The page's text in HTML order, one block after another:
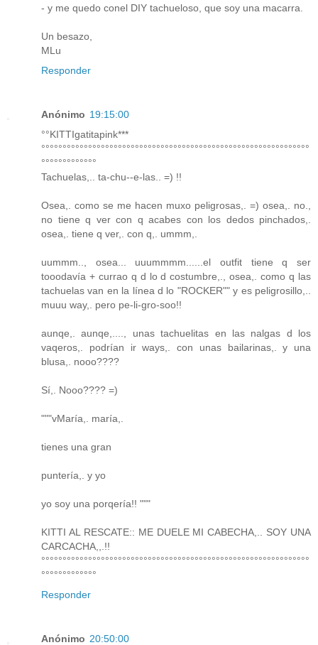
- y me quedo conel DIY tachueloso, que soy una macarra.
Un besazo,
MLu
Responder
Anónimo 19:15:00
°°KITTIgatitapink***
°°°°°°°°°°°°°°°°°°°°°°°°°°°°°°°°°°°°°°°°°°°°°°°°°°°°°°°°°°°°°°°
°°°°°°°°°°°°°
Tachuelas,.. ta-chu--e-las.. =) !!
Osea,. como se me hacen muxo peligrosas,. =) osea,. no.,
no tiene q ver con q acabes con los dedos pinchados,.
osea,. tiene q ver,. con q,. ummm,.
uummm.., osea... uuummmm......el outfit tiene q ser
tooodavía + currao q d lo d costumbre,., osea,. como q las
tachuelas van en la línea d lo "ROCKER"" y es peligrosillo,..
muuu way,. pero pe-li-gro-soo!!
aunqe,. aunqe,...., unas tachuelitas en las nalgas d los
vaqeros,. podrían ir ways,. con unas bailarinas,. y una
blusa,. nooo????
Sí,. Nooo???? =)
"""vMaría,. maría,.
tienes una gran
puntería,. y yo
yo soy una porqería!! """
KITTI AL RESCATE:: ME DUELE MI CABECHA,.. SOY UNA
CARCACHA,,.!!
°°°°°°°°°°°°°°°°°°°°°°°°°°°°°°°°°°°°°°°°°°°°°°°°°°°°°°°°°°°°°°°
°°°°°°°°°°°°°
Responder
Anónimo 20:50:00